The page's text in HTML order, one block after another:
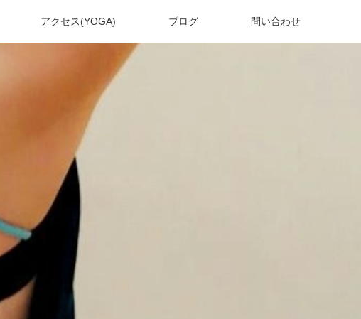
アクセス(YOGA) ブログ 問い合わせ